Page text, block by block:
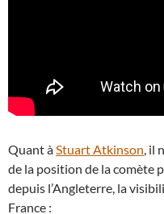
Quant àStuart Atkinson, il
de la position de la comète
depuis l’Angleterre, la
France :